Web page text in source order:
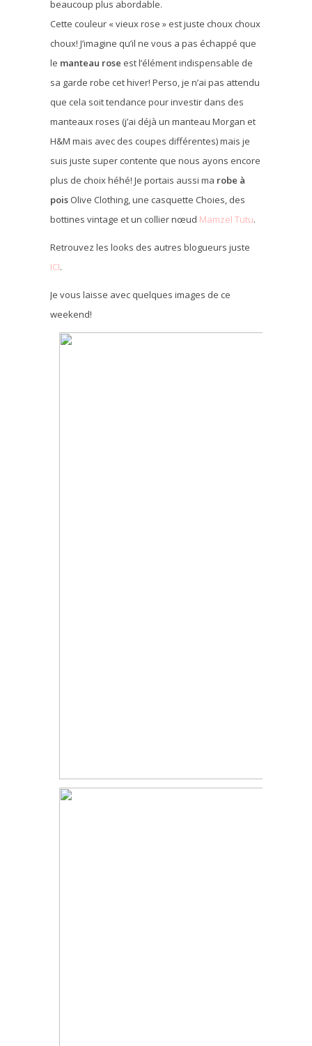
beaucoup plus abordable.
Cette couleur « vieux rose » est juste choux choux
choux! J’imagine qu’il ne vous a pas échappé que
le manteau rose est l’élément indispensable de
sa garde robe cet hiver! Perso, je n’ai pas attendu
que cela soit tendance pour investir dans des
manteaux roses (j’ai déjà un manteau Morgan et
H&M mais avec des coupes différentes) mais je
suis juste super contente que nous ayons encore
plus de choix héhé! Je portais aussi ma robe à
poisOlive Clothing, une casquette Choies, des
bottines vintage et un collier nœud Mamzel Tutu.
Retrouvez les looks des autres blogueurs juste
ICI.
Je vous laisse avec quelques images de ce
weekend!